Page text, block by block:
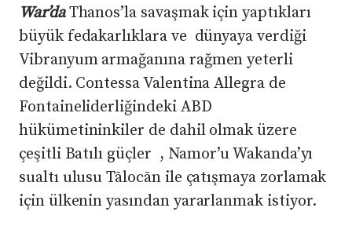
War’daThanos’la savaşmak için yaptıkları
büyük fedakarlıklara ve dünyaya verdiği
Vibranyum armağanına rağmen yeterli
değildi. Contessa Valentina Allegra de
Fontaineliderliğindeki ABD
hükümetininkiler de dahil olmak üzere
çeşitli Batılı güçler , Namor’u Wakanda’yı
sualtı ulusu Tālocān ile çatışmaya zorlamak
için ülkenin yasından yararlanmak istiyor.